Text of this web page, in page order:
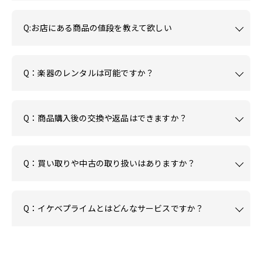
Q:お店にある商品の値段を教えて欲しい
Q：楽器のレンタルは可能ですか？
Q：商品購入後の交換や返品はできますか？
Q：買い取りや中古の取り扱いはありますか？
Q：イケベプライムとはどんなサービスですか？